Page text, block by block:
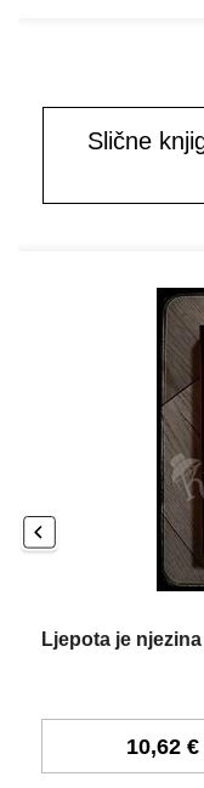
Slične
Ljepota je
10,62 €